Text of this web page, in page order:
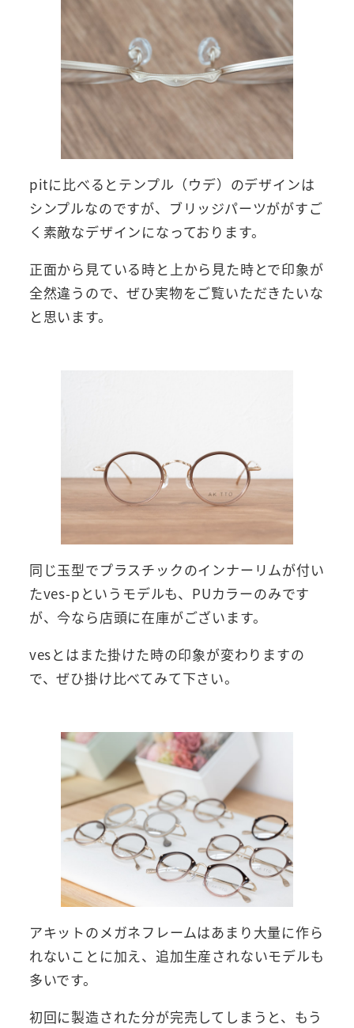
pitに比べるとテンプル（ウデ）のデザインは
シンプルなのですが、ブリッジパーツががすご
く素敵なデザインになっております。
正面から見ている時と上から見た時とで印象が
全然違うので、ぜひ実物をご覧いただきたいな
と思います。
同じ玉型でプラスチックのインナーリムが付い
たves-pというモデルも、PUカラーのみです
が、今なら店頭に在庫がございます。
vesとはまた掛けた時の印象が変わりますの
で、ぜひ掛け比べてみて下さい。
アキットのメガネフレームはあまり大量に作ら
れないことに加え、追加生産されないモデルも
多いです。
初回に製造された分が完売してしまうと、もう